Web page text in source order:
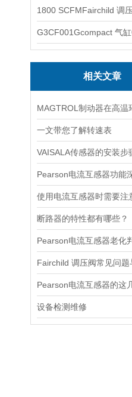
相关文章
一文带您了解转速表
断路器的特性都有哪些？
设备检测维修